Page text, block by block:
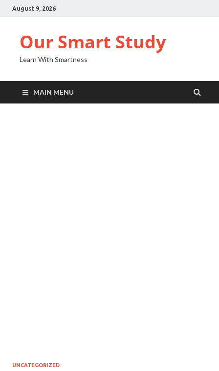
August 9, 2026
Our Smart Study
Learn With Smartness
MAIN MENU
UNCATEGORIZED